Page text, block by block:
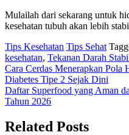
Mulailah dari sekarang untuk
kesehatan tubuh akan lebih
Tips Kesehatan Tips Sehat
kesehatan, Tekanan Darah
Navigasi
pos
Cara Cerdas Menerapkan Pola
Diabetes Tipe 2 Sejak Dini
Daftar Superfood yang Aman
Tahun 2026
Related Posts